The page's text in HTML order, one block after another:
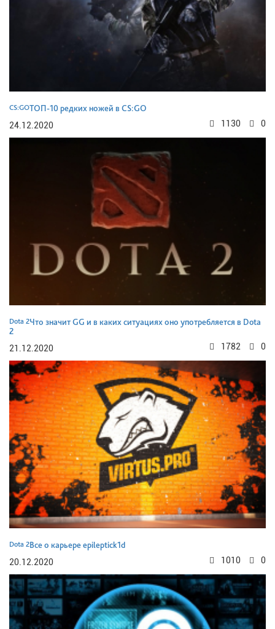
CS:GOТОП-10 редких ножей в CS:GO
24.12.2020
0
1130
Dota 2Что значит GG и в каких ситуациях оно употребляется в Dota
2
21.12.2020
0
1782
Dota 2Все о карьере epileptick1d
20.12.2020
0
1010